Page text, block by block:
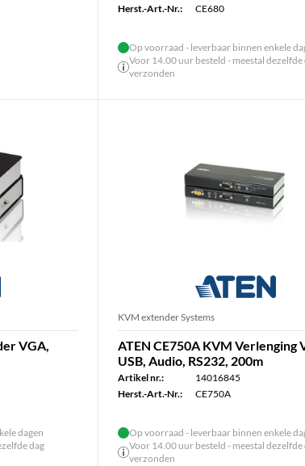
Herst.-Art.-Nr.:
CE680
Op voorraad - leverbaar binnen enkele
Voor 14.00 uur besteld - meestal dezelfde
verzonden
VGA,
dagen
dag
KVM extender Systems
ATEN CE750A KVM Verlenging
USB, Audio, RS232, 200m
Artikel nr.:
14016845
Herst.-Art.-Nr.:
CE750A
Op voorraad - leverbaar binnen enkele
Voor 14.00 uur besteld - meestal dezelfde
verzonden